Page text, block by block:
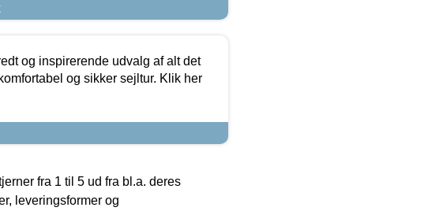
og inspirerende udvalg af alt det
og sikker sejltur. Klik her
fra 1 til 5 ud fra bl.a. deres
leveringsformer og